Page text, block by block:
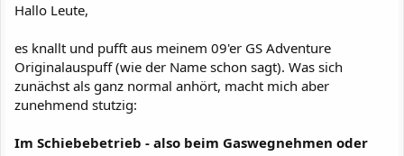
Hallo Leute,
es knallt und pufft aus meinem 09'er GS Adventure
Originalauspuff (wie der Name schon sagt). Was sich
zunächst als ganz normal anhört, macht mich aber
zunehmend stutzig:
Im Schiebebetrieb - also beim Gaswegnehmen oder